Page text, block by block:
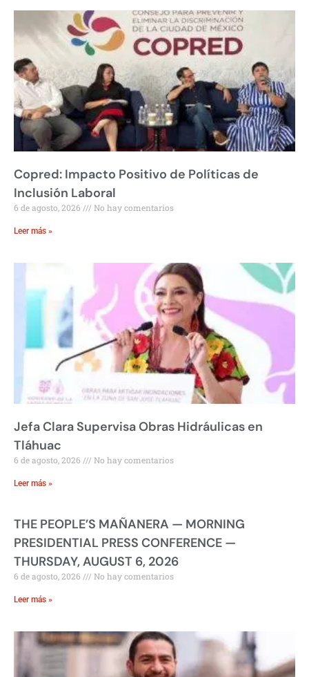
Copred: Impacto Positivo de Políticas de
Inclusión Laboral
6 de agosto, 2026 No hay comentarios
Leer más »
Jefa Clara Supervisa Obras Hidráulicas en
Tláhuac
6 de agosto, 2026 No hay comentarios
Leer más »
THE PEOPLE’S MAÑANERA — MORNING
PRESIDENTIAL PRESS CONFERENCE —
THURSDAY, AUGUST 6, 2026
6 de agosto, 2026 No hay comentarios
Leer más »